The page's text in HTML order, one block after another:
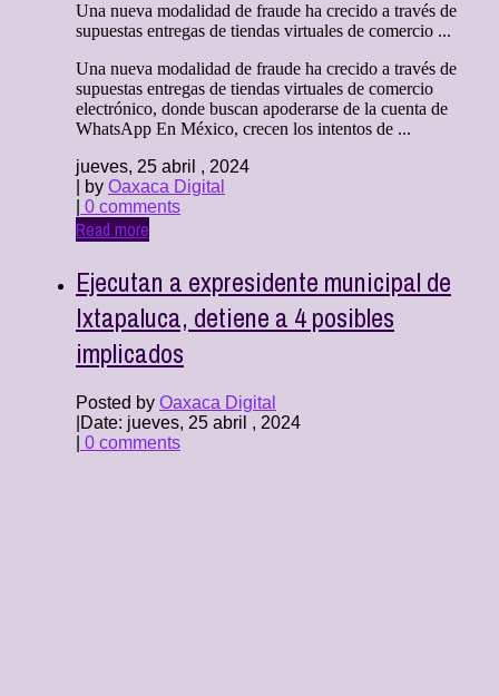
Una nueva modalidad de fraude ha crecido a través de
supuestas entregas de tiendas virtuales de comercio ...
Una nueva modalidad de fraude ha crecido a través de
supuestas entregas de tiendas virtuales de comercio
electrónico, donde buscan apoderarse de la cuenta de
WhatsApp En México, crecen los intentos de ...
jueves, 25 abril , 2024
| by Oaxaca Digital
0 comments
Read more
Ejecutan a expresidente municipal de
Ixtapaluca, detiene a 4 posibles
implicados
Posted by Oaxaca Digital
Date: jueves, 25 abril , 2024
0 comments